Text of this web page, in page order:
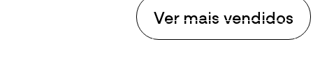
Ver mais vendidos
Compre agora